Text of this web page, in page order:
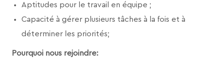
Aptitudes pour le travail en équipe ;
Capacité à gérer plusieurs tâches à la fois et à
déterminer les priorités;
Pourquoi nous rejoindre: